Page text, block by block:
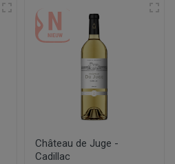
Château de Juge -
Cadillac